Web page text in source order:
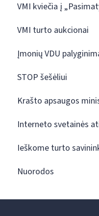
VMI kviečia į
VMI turto aukcionai
Įmonių VDU
STOP šešėliui
Krašto apsaugos
Interneto svetainės
Ieškome turto
Nuorodos